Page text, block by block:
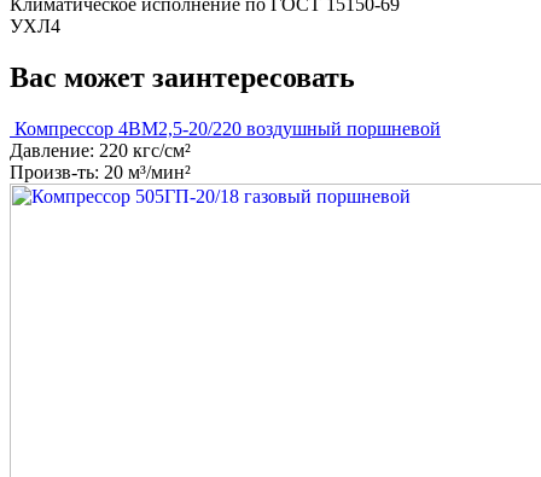
Климатическое исполнение по ГОСТ 15150-69
УХЛ4
Вас может заинтересовать
Компрессор 4ВМ2,5-20/220 воздушный поршневой
Давление: 220 кгс/см²
Произв-ть: 20 м³/мин²